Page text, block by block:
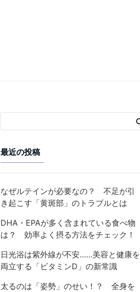
最近の投稿
なぜルテインが必要なの？ 不足が引
き起こす「黄斑部」のトラブルとは
DHA・EPAが多く含まれている食べ物
は？ 効率よく摂る方法をチェック！
日光浴は紫外線が不安……美容と健康を
両立する「ビタミンD」の新常識
太るのは「姿勢」のせい！？ 全身を